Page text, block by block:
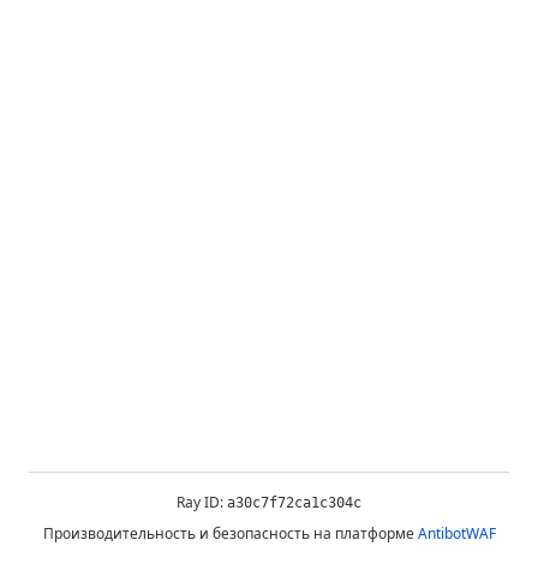
Ray ID: a30c7f72ca1c304c
Производительность и безопасность на платформеAntibotWAF